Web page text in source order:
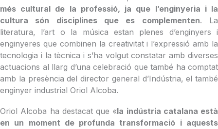
més cultural de la professió, ja que l’enginyeria i la
cultura són disciplines que es complementen. La
literatura, l’art o la música estan plenes d’enginyers i
enginyeres que combinen la creativitat i l’expressió amb la
tecnologia i la tècnica i s’ha volgut constatar amb diverses
actuacions al llarg d’una celebració que també ha comptat
amb la presència del director general d’Indústria, el també
enginyer industrial Oriol Alcoba.
Oriol Alcoba ha destacat que «la indústria catalana està
en un moment de profunda transformació i aquests